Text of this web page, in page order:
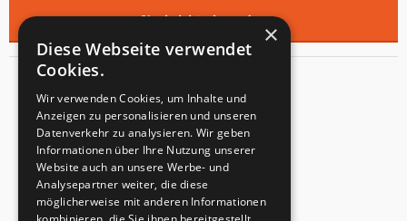
Kontakt
Innentreppen s.r.o.
Mladoňovice 65
PLZ: 675 32
Tschechien
×
Diese Webseite verwendet
Cookies.
Wir verwenden Cookies, um Inhalte und
Anzeigen zu personalisieren und unseren
Datenverkehr zu analysieren. Wir geben
Informationen über Ihre Nutzung unserer
Website auch an unsere Werbe- und
Analysepartner weiter, die diese
möglicherweise mit anderen Informationen